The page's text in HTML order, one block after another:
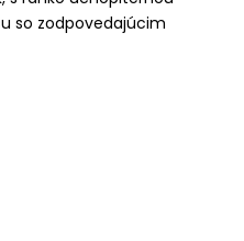
so zodpovedajúcim